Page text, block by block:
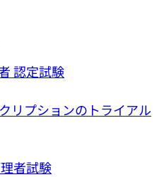
認定試験
リプションのトライアル
者試験